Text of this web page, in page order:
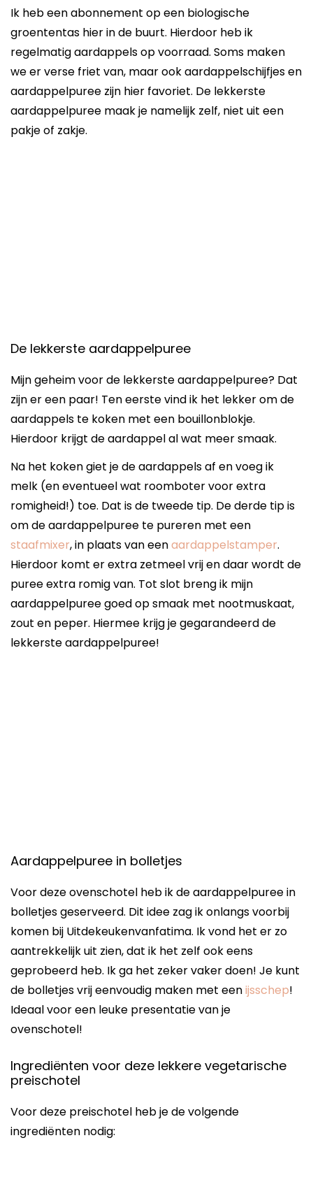
Ik heb een abonnement op een biologische
groententas hier in de buurt. Hierdoor heb ik
regelmatig aardappels op voorraad. Soms maken
we er verse friet van, maar ook aardappelschijfjes en
aardappelpuree zijn hier favoriet. De lekkerste
aardappelpuree maak je namelijk zelf, niet uit een
pakje of zakje.
De lekkerste aardappelpuree
Mijn geheim voor de lekkerste aardappelpuree? Dat
zijn er een paar! Ten eerste vind ik het lekker om de
aardappels te koken met een bouillonblokje.
Hierdoor krijgt de aardappel al wat meer smaak.
Na het koken giet je de aardappels af en voeg ik
melk (en eventueel wat roomboter voor extra
romigheid!) toe. Dat is de tweede tip. De derde tip is
om de aardappelpuree te pureren met een
staafmixer, in plaats van eenaardappelstamper.
Hierdoor komt er extra zetmeel vrij en daar wordt de
puree extra romig van. Tot slot breng ik mijn
aardappelpuree goed op smaak met nootmuskaat,
zout en peper. Hiermee krijg je gegarandeerd de
lekkerste aardappelpuree!
Aardappelpuree in bolletjes
Voor deze ovenschotel heb ik de aardappelpuree in
bolletjes geserveerd. Dit idee zag ik onlangs voorbij
komen bij Uitdekeukenvanfatima. Ik vond het er zo
aantrekkelijk uit zien, dat ik het zelf ook eens
geprobeerd heb. Ik ga het zeker vaker doen! Je kunt
de bolletjes vrij eenvoudig maken met eenijsschep!
Ideaal voor een leuke presentatie van je
ovenschotel!
Ingrediënten voor deze lekkere vegetarische
preischotel
Voor deze preischotel heb je de volgende
ingrediënten nodig: